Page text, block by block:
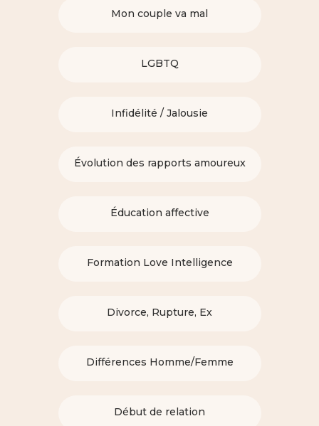
Mon couple va mal
LGBTQ
Infidélité / Jalousie
Évolution des rapports amoureux
Éducation affective
Formation Love Intelligence
Divorce, Rupture, Ex
Différences Homme/Femme
Début de relation